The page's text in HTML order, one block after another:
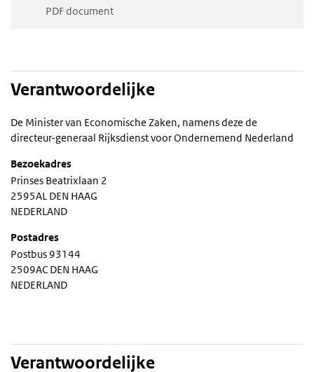
PDF document
Verantwoordelijke
De Minister van Economische Zaken, namens deze de
directeur-generaal Rijksdienst voor Ondernemend Nederland
Bezoekadres
Prinses Beatrixlaan 2
2595AL DEN HAAG
NEDERLAND
Postadres
Postbus 93144
2509AC DEN HAAG
NEDERLAND
Verantwoordelijke